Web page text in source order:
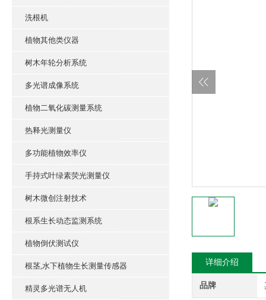
洗根机
植物其他类仪器
树木年轮分析系统
多光谱成像系统
植物二氧化碳测量系统
热释光测量仪
多功能植物效率仪
手持式叶绿素荧光测量仪
树木微创注射技术
根系生长动态监测系统
植物倒伏测试仪
根茎,水下植物生长测量传感器
精灵多光谱无人机
详细介绍
品牌